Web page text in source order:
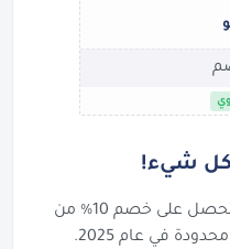
طبق هذا الكوبون عند الدفع لتحصل على خصم 10% من
في عام 2025.